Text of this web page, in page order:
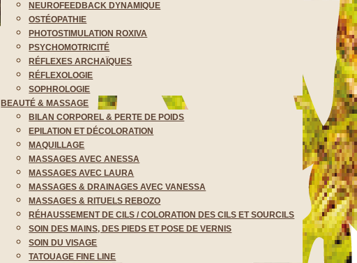
NEUROFEEDBACK DYNAMIQUE
OSTÉOPATHIE
PHOTOSTIMULATION ROXIVA
PSYCHOMOTRICITÉ
RÉFLEXES ARCHAÏQUES
RÉFLEXOLOGIE
SOPHROLOGIE
BEAUTÉ & MASSAGE
BILAN CORPOREL & PERTE DE POIDS
EPILATION ET DÉCOLORATION
MAQUILLAGE
MASSAGES AVEC ANESSA
MASSAGES AVEC LAURA
MASSAGES & DRAINAGES AVEC VANESSA
MASSAGES & RITUELS REBOZO
RÉHAUSSEMENT DE CILS / COLORATION DES CILS ET SOURCILS
SOIN DES MAINS, DES PIEDS ET POSE DE VERNIS
SOIN DU VISAGE
TATOUAGE FINE LINE